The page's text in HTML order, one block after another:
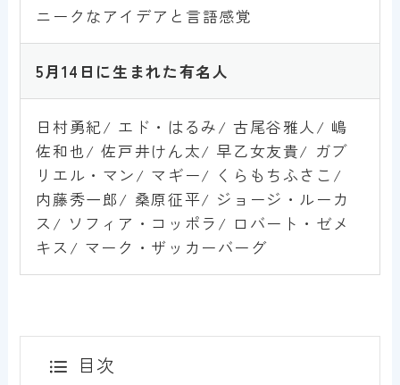
ニークなアイデアと言語感覚
5月 14 日に生まれた有名人
日村勇紀/ エド・はるみ/ 古尾谷雅人/ 嶋
佐和也/ 佐戸井けん太/ 早乙女友貴/ ガブ
リエル・マン/ マギー/ くらもちふさこ/
内藤秀一郎/ 桑原征平/ ジョージ・ルーカ
ス/ ソフィア・コッポラ/ ロバート・ゼメ
キス/ マーク・ザッカーバーグ
目次